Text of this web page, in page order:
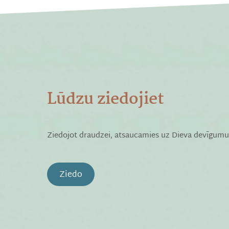
Lūdzu ziedojiet
Ziedojot draudzei, atsaucamies uz Dieva
Ziedo